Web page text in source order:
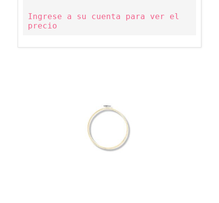
Ingrese a su cuenta para ver el
precio